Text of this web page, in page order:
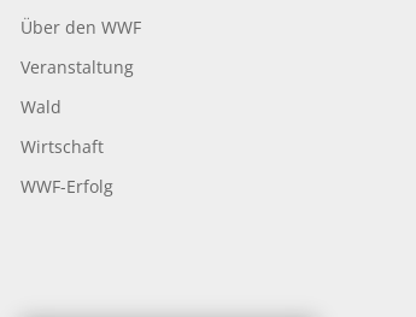
Über den WWF
Veranstaltung
Wald
Wirtschaft
WWF-Erfolg